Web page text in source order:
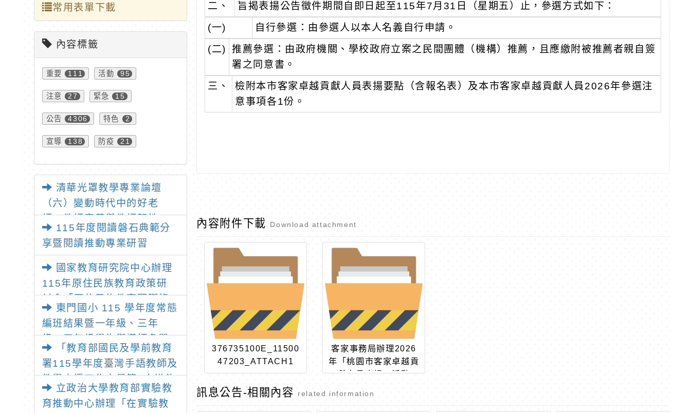
常用表單下載
內容標籤
重要 111 活動 95
注意 27 緊急 15
公告 4306 特色 2
宣導 138 防疫 21
清華光罩教學專業論壇
（六）變動時代中的好老
師：教師素養與教師韌性
115年度閱讀磐石典範分
享暨閱讀推動專業研習
國家教育研究院中心辦理
115年原住民族教育政策研
討會「原住民族教育國際趨
勢與發展」
東門國小 115 學年度常態
編班結果暨一年級、三年
級、五年級學生與導師名單
「教育部國民及學前教育
署115學年度臺灣手語教師及
教學支援工作人員第1次增能
暨回訓研習實施計畫」1份
立政治大學教育部實驗教
育推動中心辦理「在實驗教
二、
旨揭表揚公告徵件期間自即日起至115年7月31日（星期五）止，參選方式如下：
(一)
自行參選：由參選人以本人名義自行申請。
(二)
推薦參選：由政府機關、學校政府立案之民間團體（機構）推薦，且應繳附被推薦者親自簽
署之同意書。
三、
檢附本市客家卓越貢獻人員表揚要點（含報名表）及本市客家卓越貢獻人員2026年參選注
意事項各1份。
內容附件下載 Download attachment
376735100E_11500
47203_ATTACH1
客家事務局辦理2026
年「桃園市客家卓越貢
獻人員表揚」活動
訊息公告-相關內容 related information